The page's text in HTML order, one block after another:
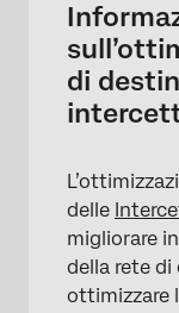
di
delle
migliorare
della rete di
ottimizzare